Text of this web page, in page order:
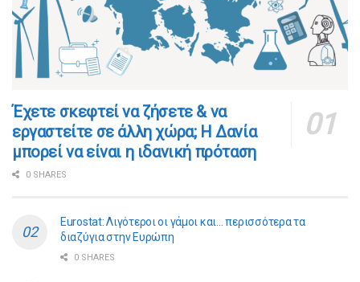
​​Έχετε σκεφτεί να ζήσετε & να
εργαστείτε σε άλλη χώρα; Η Δανία
μπορεί να είναι η ιδανική πρόταση
0 SHARES
Eurostat: Λιγότεροι οι γάμοι και… περισσότερα τα
διαζύγια στην Ευρώπη
0 SHARES